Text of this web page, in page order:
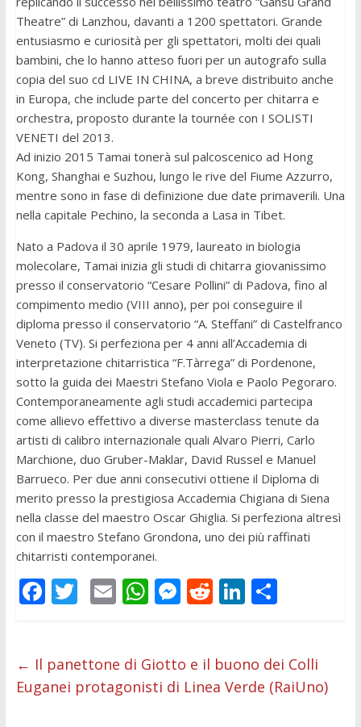
Theatre” di Lanzhou, davanti a 1200 spettatori. Grande
entusiasmo e curiosità per gli spettatori, molti dei quali
bambini, che lo hanno atteso fuori per un autografo sulla
copia del suo cd LIVE IN CHINA, a breve distribuito anche
in Europa, che include parte del concerto per chitarra e
orchestra, proposto durante la tournée con I SOLISTI
VENETI del 2013.
Ad inizio 2015 Tamai tonerà sul palcoscenico ad Hong
Kong, Shanghai e Suzhou, lungo le rive del Fiume Azzurro,
mentre sono in fase di definizione due date primaverili. Una
nella capitale Pechino, la seconda a Lasa in Tibet.
Nato a Padova il 30 aprile 1979, laureato in biologia
molecolare, Tamai inizia gli studi di chitarra giovanissimo
presso il conservatorio “Cesare Pollini” di Padova, fino al
compimento medio (VIII anno), per poi conseguire il
diploma presso il conservatorio “A. Steffani” di Castelfranco
Veneto (TV). Si perfeziona per 4 anni all’Accademia di
interpretazione chitarristica “F.Tàrrega” di Pordenone,
sotto la guida dei Maestri Stefano Viola e Paolo Pegoraro.
Contemporaneamente agli studi accademici partecipa
come allievo effettivo a diverse masterclass tenute da
artisti di calibro internazionale quali Alvaro Pierri, Carlo
Marchione, duo Gruber-Maklar, David Russel e Manuel
Barrueco. Per due anni consecutivi ottiene il Diploma di
merito presso la prestigiosa Accademia Chigiana di Siena
nella classe del maestro Oscar Ghiglia. Si perfeziona altresì
con il maestro Stefano Grondona, uno dei più raffinati
chitarristi contemporanei.
F
b
o
T
er
E
l
W
s
A
M
e
n
R
di
t
Li
e
dI
C
di
vi
← Il panettone di Giotto e il buono dei Colli
Euganei protagonisti di Linea Verde (RaiUno)